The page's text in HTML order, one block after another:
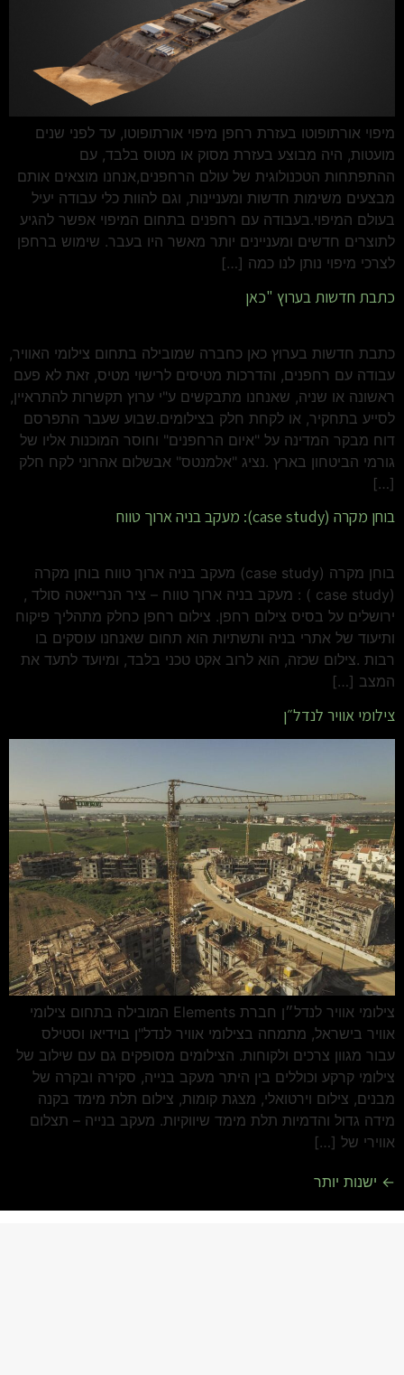
מיפוי אורתופוטו בעזרת רחפן מיפוי אורתופוטו, עד לפני שנים
מועטות, היה מבוצע בעזרת מסוק או מטוס בלבד, עם
ההתפתחות הטכנולוגית של עולם הרחפנים,אנחנו מוצאים אותם
מבצעים משימות חדשות ומעניינות, וגם להוות כלי עבודה יעיל
בעולם המיפוי.בעבודה עם רחפנים בתחום המיפוי אפשר להגיע
לתוצרים חדשים ומעניינים יותר מאשר היו בעבר. שימוש ברחפן
לצרכי מיפוי נותן לנו כמה […]
כתבת חדשות בערוץ "כאן
כתבת חדשות בערוץ כאן כחברה שמובילה בתחום צילומי האוויר,
עבודה עם רחפנים, והדרכות מטיסים לרישוי מטיס, זאת לא פעם
ראשונה או שניה, שאנחנו מתבקשים ע"י ערוץ תקשרות להתראיין,
לסייע בתחקיר, או לקחת חלק בצילומים.שבוע שעבר התפרסם
דוח מבקר המדינה על "איום הרחפנים" וחוסר המוכנות אליו של
גורמי הביטחון בארץ .נציג "אלמנטס" אבשלום אהרוני לקח חלק
[…]
בוחן מקרה (case study): מעקב בניה ארוך טווח
בוחן מקרה (case study) מעקב בניה ארוך טווח בוחן מקרה
(case study ) : מעקב בניה ארוך טווח – ציר הנרייאטה סולד ,
ירושלים על בסיס צילום רחפן. צילום רחפן כחלק מתהליך פיקוח
ותיעוד של אתרי בניה ותשתיות הוא תחום שאנחנו עוסקים בו
רבות .צילום שכזה, הוא לרוב אקט טכני בלבד, ומיועד לתעד את
המצב […]
צילומי אוויר לנדל״ן
צילומי אוויר לנדל״ן חברת Elements המובילה בתחום צילומי
אוויר בישראל, מתמחה בצילומי אוויר לנדל"ן בוידיאו וסטילס
עבור מגוון צרכים ולקוחות. הצילומים מסופקים גם עם שילוב של
צילומי קרקע וכוללים בין היתר מעקב בנייה, סקירה ובקרה של
מבנים, צילום וירטואלי, מצגת קומות, צילום תלת מימד בקנה
מידה גדול והדמיות תלת מימד שיווקיות. מעקב בנייה – תצלום
אווירי של […]
← ישנות יותר